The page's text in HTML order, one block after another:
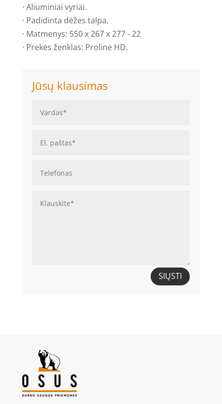
· Aliuminiai vyriai.
· Padidinta dėžes talpa.
· Matmenys: 550 x 267 x 277 - 22
· Prekės ženklas: Proline HD.
Jūsų klausimas
SIŲSTI